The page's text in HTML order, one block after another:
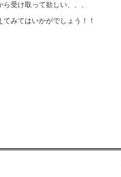
受け取って欲しい、、、
てみてはいかがでしょう！！